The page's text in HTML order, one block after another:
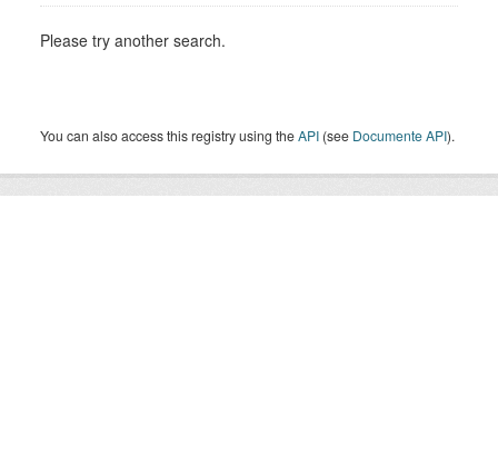
Please try another search.
You can also access this registry using theAPI (see Documente API).